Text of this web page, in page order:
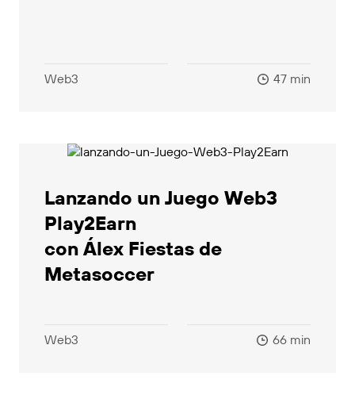
Web3 47 min
Lanzando un Juego Web3
Play2Earn
con Álex Fiestas de
Metasoccer
Web3 66 min